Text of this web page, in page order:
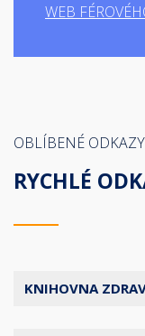
WEB
OBLÍBENÉ ODKAZY
RYCHLÉ
KNIHOVNA